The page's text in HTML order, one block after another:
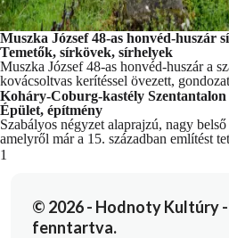
Muszka József 48-as honvéd-huszár
Temetők, sírkövek, sírhelyek
Muszka József 48-as honvéd-huszár a
kovácsoltvas kerítéssel övezett,
Koháry-Coburg-kastély Szentantalon
Épület, építmény
Szabályos négyzet alaprajzú, nagy
amelyről már a 15. században említést
You're currently reading page
1
© 2026 - Hodnoty Kultúry
fenntartva.